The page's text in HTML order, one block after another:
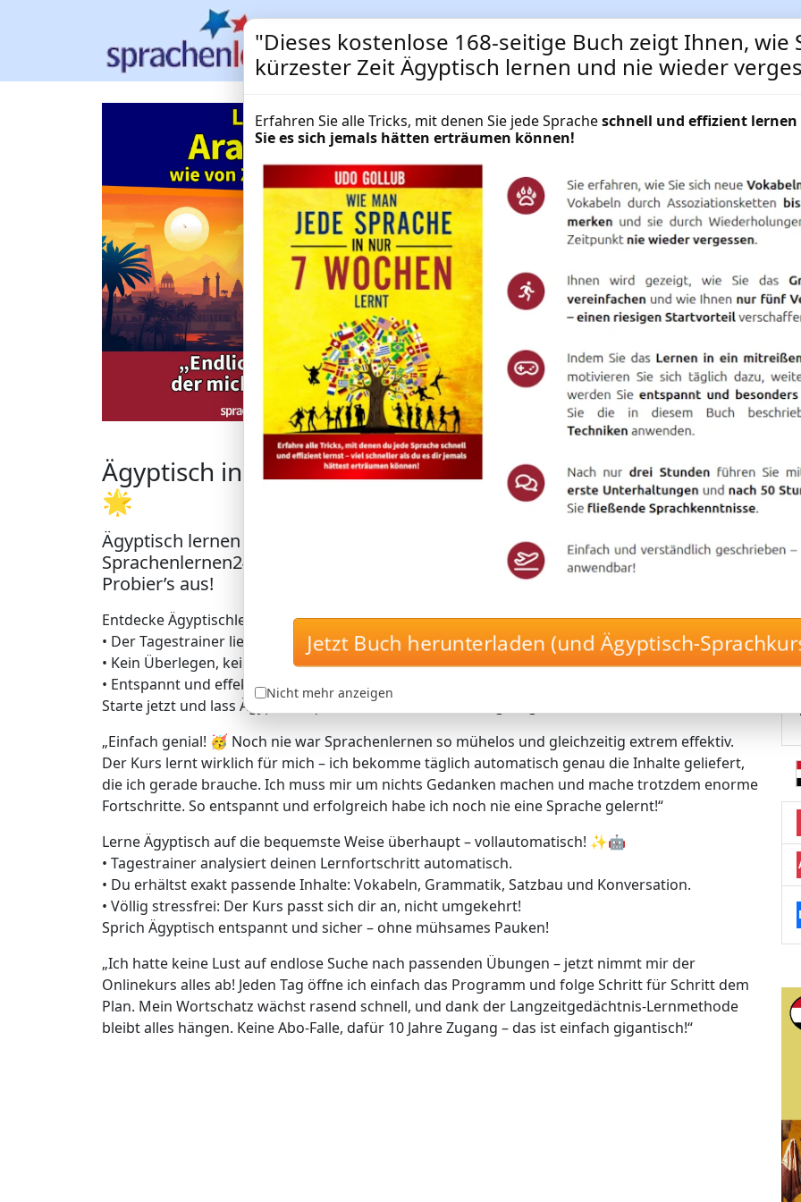
Ägyptisch für
Sie den Ägyptisch-
Ägyptisch für Fortgeschrittene ✔
Langzeitgedächtnis-Methode ✔
Ägyptisch lernen auf PC +
NUR 49.95 €
Mehr Informationen
Ägyptisch in Rekordzeit – mit nur 17 Minuten pro Tag!
🌟
Ägyptisch lernen mit der einzigartigen Langzeitgedächtnis-Lernmethode von
Sprachenlernen24: Lerne Ägyptisch, ohne es jemals wieder zu vergessen.
Probier’s aus!
Entdecke Ägyptischlernen auf geniale Art – vollautomatisch und stressfrei! 🤖🚀
• Der Tagestrainer liefert dir täglich genau die Inhalte, die perfekt zu deinem Lernstand passen.
• Kein Überlegen, keine Zeitverschwendung – der Kurs erkennt automatisch, was du brauchst.
• Entspannt und effektiv zu bis zu 5.000 dauerhaft gespeicherten Vokabeln.
Starte jetzt und lass Ägyptisch quasi von selbst in dein Langzeitgedächtnis fließen!
„Einfach genial! 🥳 Noch nie war Sprachenlernen so mühelos und gleichzeitig extrem effektiv.
Der Kurs lernt wirklich für mich – ich bekomme täglich automatisch genau die Inhalte geliefert,
die ich gerade brauche. Ich muss mir um nichts Gedanken machen und mache trotzdem enorme
Fortschritte. So entspannt und erfolgreich habe ich noch nie eine Sprache gelernt!“
Lerne Ägyptisch auf die bequemste Weise überhaupt – vollautomatisch! ✨🤖
• Tagestrainer analysiert deinen Lernfortschritt automatisch.
• Du erhältst exakt passende Inhalte: Vokabeln, Grammatik, Satzbau und Konversation.
• Völlig stressfrei: Der Kurs passt sich dir an, nicht umgekehrt!
Sprich Ägyptisch entspannt und sicher – ohne mühsames Pauken!
„Ich hatte keine Lust auf endlose Suche nach passenden Übungen – jetzt nimmt mir der
Onlinekurs alles ab! Jeden Tag öffne ich einfach das Programm und folge Schritt für Schritt dem
Plan. Mein Wortschatz wächst rasend schnell, und dank der Langzeitgedächtnis-Lernmethode
bleibt alles hängen. Keine Abo-Falle, dafür 10 Jahre Zugang – das ist einfach gigantisch!“
"Dieses kostenlose 168-seitige Buch zeigt Ihnen, wie
kürzester Zeit Ägyptisch lernen und nie wieder
Erfahren Sie alle Tricks, mit denen Sie jede Spracheschnell und effizient lernen
Sie es sich jemals hätten erträumen können!
Jetzt Buch herunterladen (und Ägyptisch-
Nicht mehr anzeigen